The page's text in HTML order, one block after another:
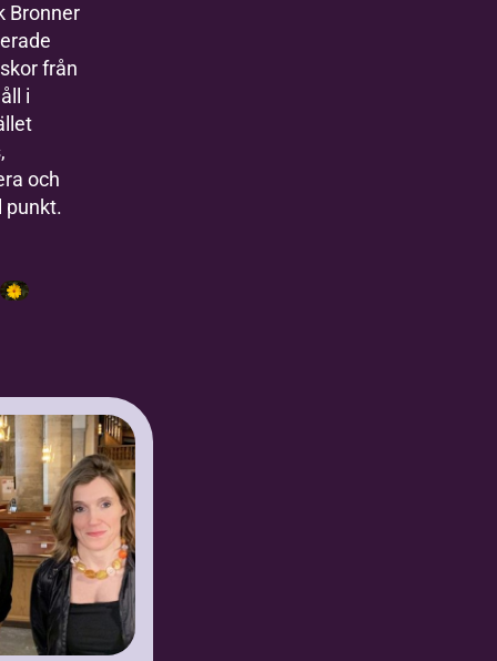
Bronner
från
i
och
punkt.